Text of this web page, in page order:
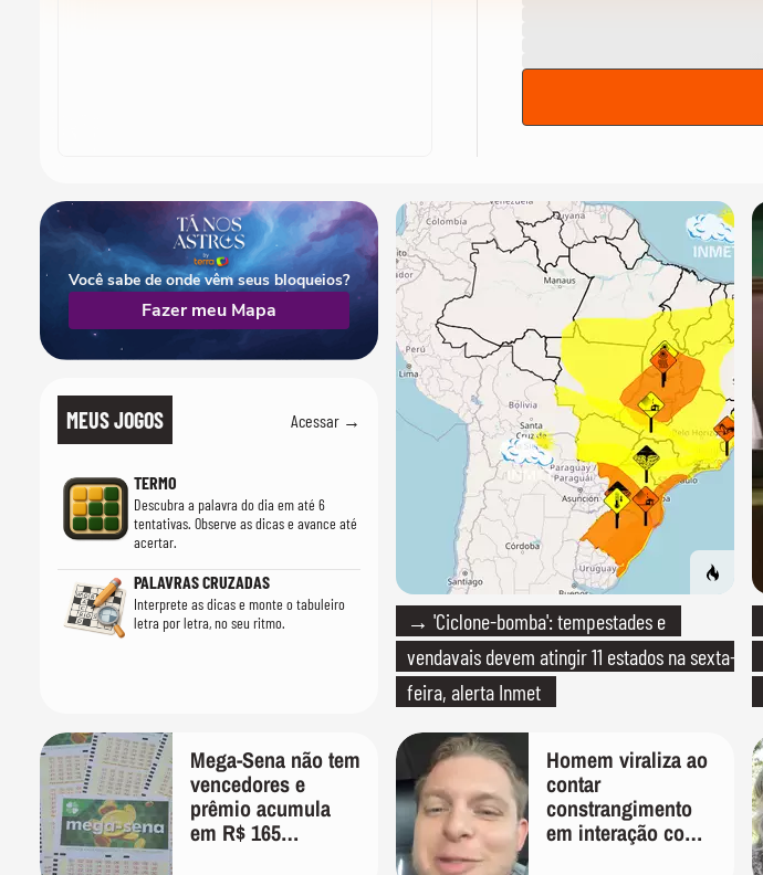
MEUS JOGOS Acessar →
TERMO
Descubra a palavra do dia em até 6
tentativas. Observe as dicas e avance até
acertar.
PALAVRAS CRUZADAS
Interprete as dicas e monte o tabuleiro
letra por letra, no seu ritmo.
→ 'Ciclone-bomba': tempestades e
vendavais devem atingir 11 estados na sexta-
feira, alerta Inmet
Mega-Sena não tem
vencedores e
prêmio acumula
em R$ 165
Homem viraliza ao
contar
constrangimento
em interação com
Você sabe de onde vêm seus bloqueios?
Fazer meu Mapa